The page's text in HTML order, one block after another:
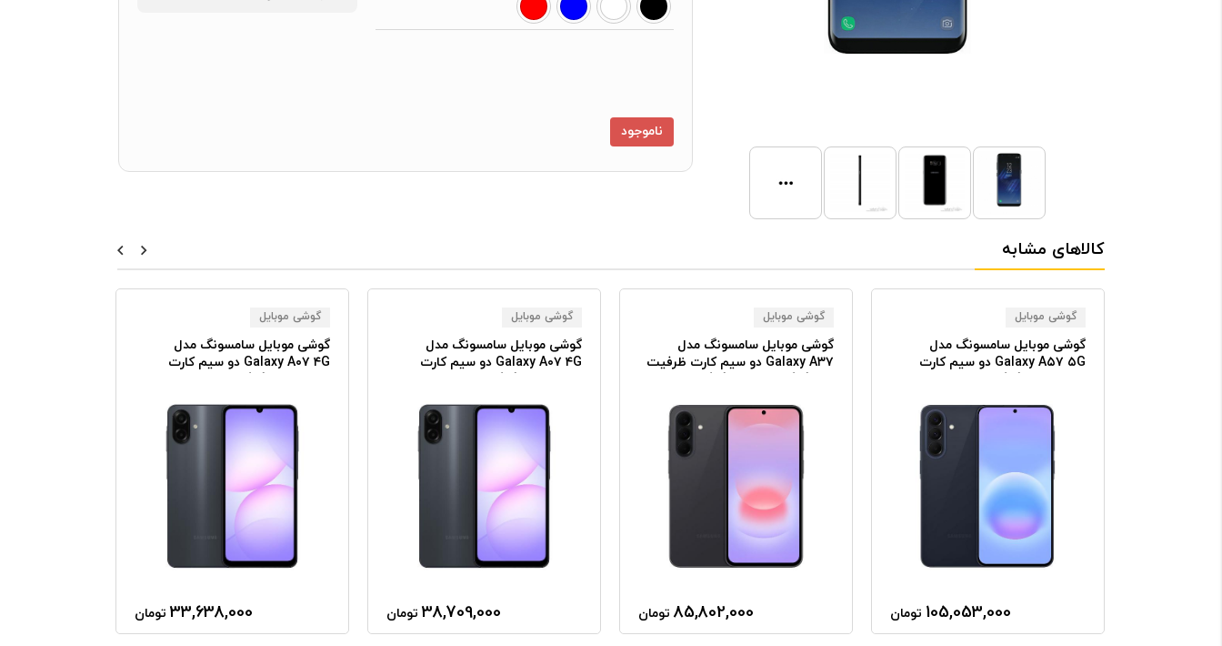
ناموجود
کالاهای مشابه
گوشی موبایل
گوشی موبایل سامسونگ مدل
Galaxy A۵۷ ۵G دو سیم کارت
105,053,000 تومان
گوشی موبایل
گوشی موبایل سامسونگ مدل
Galaxy A۳۷ دو سیم کارت ظرفیت
85,802,000 تومان
گوشی موبایل
گوشی موبایل سامسونگ مدل
Galaxy A۰۷ ۴G دو سیم کارت
38,709,000 تومان
گوشی موبایل
گوشی موبایل سامسونگ مدل
Galaxy A۰۷ ۴G دو سیم کارت
33,638,000 تومان